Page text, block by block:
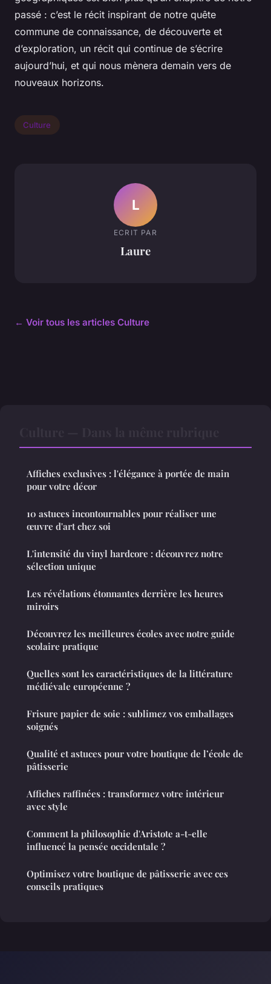
passé : c’est le récit inspirant de notre quête
commune de connaissance, de découverte et
d’exploration, un récit qui continue de s’écrire
aujourd’hui, et qui nous mènera demain vers de
nouveaux horizons.
Culture
L
ECRIT PAR
Laure
← Voir tous les articles Culture
Affiches exclusives : l'élégance à portée de main
pour votre décor
10 astuces incontournables pour réaliser une
œuvre d'art chez soi
L'intensité du vinyl hardcore : découvrez notre
sélection unique
Les révélations étonnantes derrière les heures
miroirs
Découvrez les meilleures écoles avec notre guide
scolaire pratique
Quelles sont les caractéristiques de la littérature
médiévale européenne ?
Frisure papier de soie : sublimez vos emballages
soignés
Qualité et astuces pour votre boutique de l’école de
pâtisserie
Affiches raffinées : transformez votre intérieur
avec style
Comment la philosophie d'Aristote a-t-elle
influencé la pensée occidentale ?
Optimisez votre boutique de pâtisserie avec ces
conseils pratiques